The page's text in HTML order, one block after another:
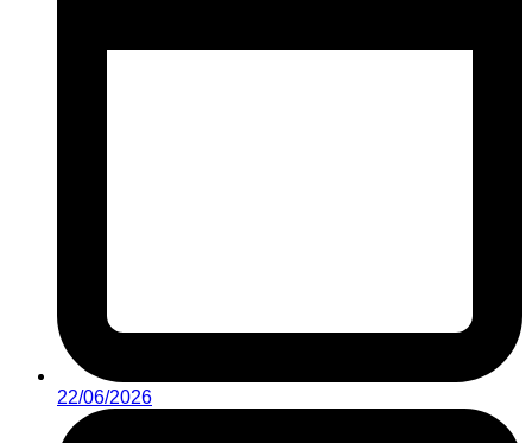
22/06/2026